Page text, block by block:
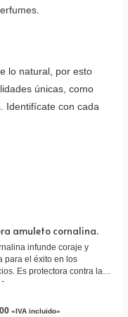
lo natural, por esto
únicas, como
Identifícate con cada
amuleto cornalina.
infunde coraje y
para el éxito en los
Es protectora contra la
«IVA incluido»